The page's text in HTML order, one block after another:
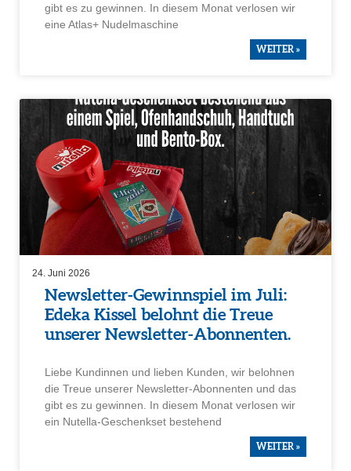
gibt es zu gewinnen. In diesem Monat verlosen wir
eine Atlas+ Nudel­ma­schine
WEITER »
Newsletter-Gewinn­spiel im Juli:
Edeka Kissel belohnt die Treue
unserer Newsletter-Abonnenten.
Liebe Kundinnen und lieben Kunden, wir belohnen
die Treue unserer Newsletter-Abonnenten und das
gibt es zu gewinnen. In diesem Monat verlosen wir
ein Nutella-Geschenkset beste­hend
WEITER »
24. Juni 2026